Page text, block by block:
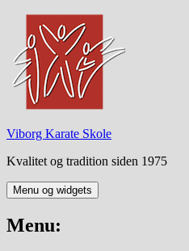
Viborg Karate Skole
Kvalitet og tradition siden 1975
Menu og widgets
Menu: